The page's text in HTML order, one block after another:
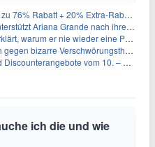
Rabatt + 20% Extra-Rabatt auf ALLE Hemden
Grande nach ihrem Ausstieg bei 'American Horror Story'
er nie wieder eine Preisverleihung moderieren will
Verschwörungstheorie über angeblichen 'Klon'
vom 10. – 15.08.2026
ich die und wie